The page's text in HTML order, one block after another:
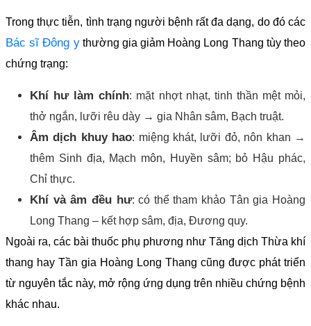
Trong thực tiễn, tình trạng người bệnh rất đa dạng, do đó các
Bác sĩ Đông ythường gia giảm Hoàng Long Thang tùy theo
chứng trạng:
Khí hư làm chính: mặt nhợt nhạt, tinh thần mệt mỏi,
thở ngắn, lưỡi rêu dày → gia Nhân sâm, Bạch truật.
Âm dịch khuy hao: miệng khát, lưỡi đỏ, nôn khan →
thêm Sinh địa, Mạch môn, Huyền sâm; bỏ Hậu phác,
Chỉ thực.
Khí và âm đều hư: có thể tham khảo Tân gia Hoàng
Long Thang – kết hợp sâm, địa, Đương quy.
Ngoài ra, các bài thuốc phụ phương như Tăng dịch Thừa khí
thang hay Tần gia Hoàng Long Thang cũng được phát triển
từ nguyên tắc này, mở rộng ứng dụng trên nhiều chứng bệnh
khác nhau.